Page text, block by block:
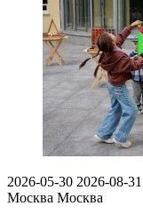
2026-05-30 2026-08-31
Москва Москва